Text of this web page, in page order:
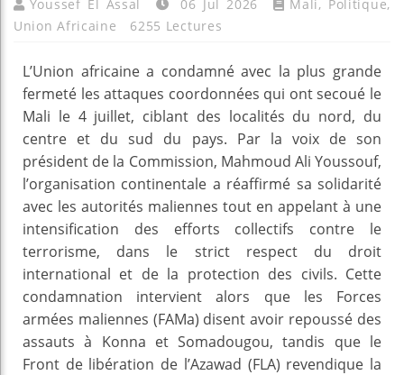
Youssef El Assal 06 Jul 2026 Mali, Politique,
Union Africaine
6255 Lectures
L’Union africaine a condamné avec la plus grande
fermeté les attaques coordonnées qui ont secoué le
Mali le 4 juillet, ciblant des localités du nord, du
centre et du sud du pays. Par la voix de son
président de la Commission, Mahmoud Ali Youssouf,
l’organisation continentale a réaffirmé sa solidarité
avec les autorités maliennes tout en appelant à une
intensification des efforts collectifs contre le
terrorisme, dans le strict respect du droit
international et de la protection des civils. Cette
condamnation intervient alors que les Forces
armées maliennes (FAMa) disent avoir repoussé des
assauts à Konna et Somadougou, tandis que le
Front de libération de l’Azawad (FLA) revendique la